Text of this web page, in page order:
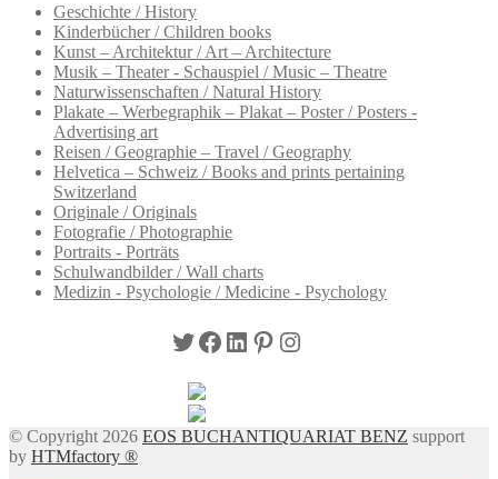
Geschichte / History
Kinderbücher / Children books
Kunst – Architektur / Art – Architecture
Musik – Theater - Schauspiel / Music – Theatre
Naturwissenschaften / Natural History
Plakate – Werbegraphik – Plakat – Poster / Posters -
Advertising art
Reisen / Geographie – Travel / Geography
Helvetica – Schweiz / Books and prints pertaining
Switzerland
Originale / Originals
Fotografie / Photographie
Portraits - Porträts
Schulwandbilder / Wall charts
Medizin - Psychologie / Medicine - Psychology
Twitter
Facebook
LinkedIn
Pinterest
Instagram
© Copyright 2026 EOS BUCHANTIQUARIAT BENZ support
by HTMfactory ®